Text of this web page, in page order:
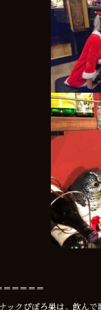
＝＝＝＝＝
ックぴぽろ巣は、飲ん